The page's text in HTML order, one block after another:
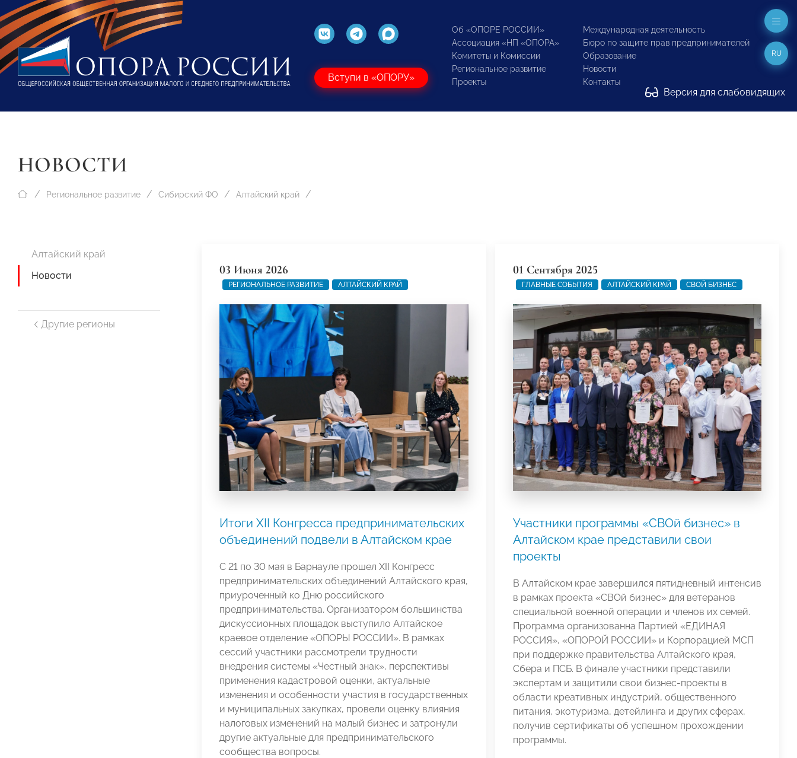
Вступи в «ОПОРУ»
Об «ОПОРЕ РОССИИ»
Ассоциация «НП «ОПОРА»
Комитеты и Комиссии
Региональное развитие
Проекты
Международная деятельность
Бюро по защите прав предпринимателей
Образование
Новости
Контакты
Версия для слабовидящих
RU
НОВОСТИ
Региональное развитие Сибирский ФО Алтайский край
Алтайский край
Новости
Другие регионы
03 Июня 2026
РЕГИОНАЛЬНОЕ РАЗВИТИЕ АЛТАЙСКИЙ КРАЙ
Итоги XII Конгресса предпринимательских
объединений подвели в Алтайском крае
С 21 по 30 мая в Барнауле прошел XII Конгресс
предпринимательских объединений Алтайского края,
приуроченный ко Дню российского
предпринимательства. Организатором большинства
дискуссионных площадок выступило Алтайское
краевое отделение «ОПОРЫ РОССИИ». В рамках
сессий участники рассмотрели трудности
внедрения системы «Честный знак», перспективы
применения кадастровой оценки, актуальные
изменения и особенности участия в государственных
и муниципальных закупках, провели оценку влияния
налоговых изменений на малый бизнес и затронули
другие актуальные для предпринимательского
сообщества вопросы.
01 Сентября 2025
ГЛАВНЫЕ СОБЫТИЯ АЛТАЙСКИЙ КРАЙ СВОЙ БИЗНЕС
Участники программы «СВОй бизнес» в
Алтайском крае представили свои
проекты
В Алтайском крае завершился пятидневный интенсив
в рамках проекта «СВОй бизнес» для ветеранов
специальной военной операции и членов их семей.
Программа организованна Партией «ЕДИНАЯ
РОССИЯ», «ОПОРОЙ РОССИИ» и Корпорацией МСП
при поддержке правительства Алтайского края,
Сбера и ПСБ. В финале участники представили
экспертам и защитили свои бизнес-проекты в
области креативных индустрий, общественного
питания, экотуризма, детейлинга и других сферах,
получив сертификаты об успешном прохождении
программы.